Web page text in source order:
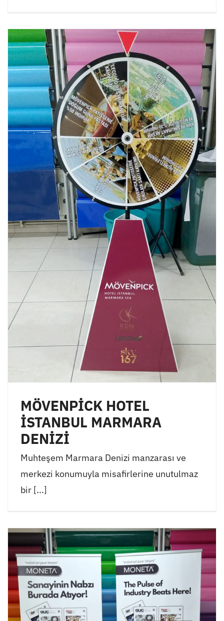
MÖVENPİCK HOTEL
İSTANBUL MARMARA
DENİZİ
Muhteşem Marmara Denizi manzarası ve
merkezi konumuyla misafirlerine unutulmaz
bir [...]